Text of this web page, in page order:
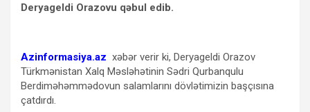
Deryageldi Orazovu qəbul edib.
Azinformasiya.az xəbər verir ki, Deryageldi Orazov
Türkmənistan Xalq Məsləhətinin Sədri Qurbanqulu
Berdiməhəmmədovun salamlarını dövlətimizin başçısına
çatdırdı.